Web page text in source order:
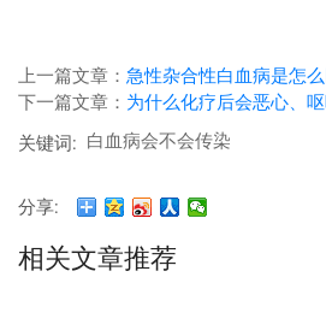
上一篇文章： 急性杂合性白血病是怎
下一篇文章： 为什么化疗后会恶心、
关键词: 白血病会不会传染
分享:
相关文章推荐